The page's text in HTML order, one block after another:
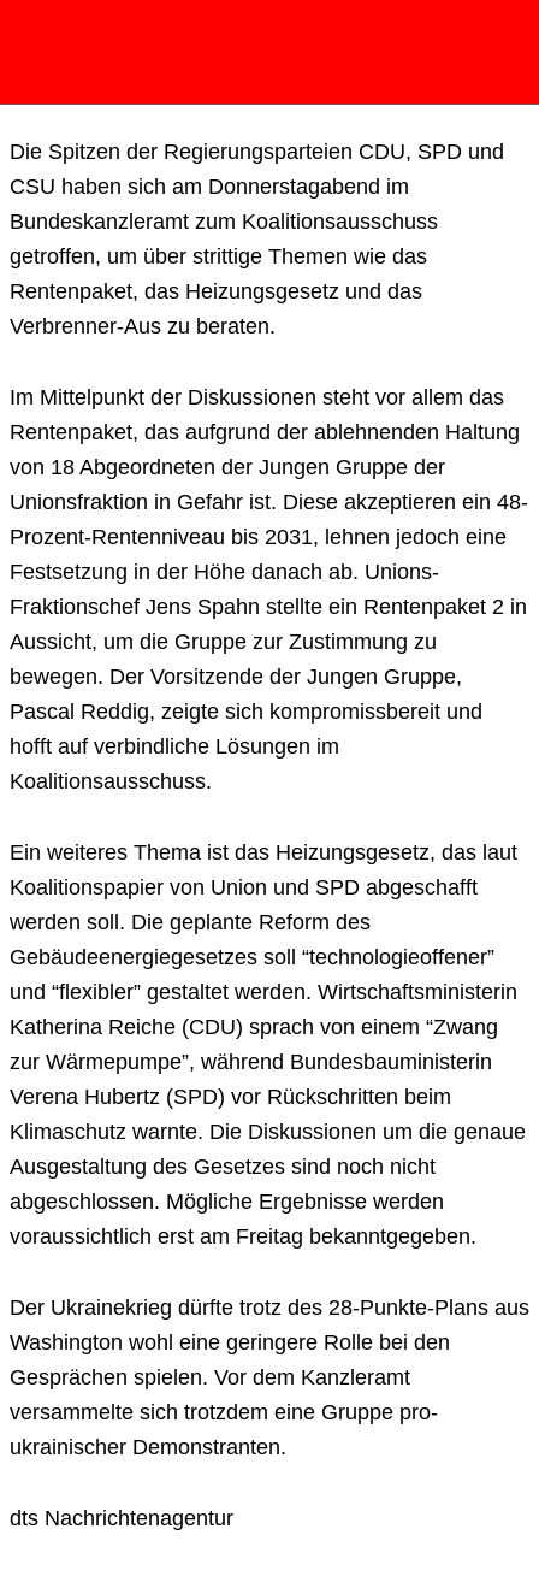
Die Spitzen der Regierungsparteien CDU, SPD und
CSU haben sich am Donnerstagabend im
Bundeskanzleramt zum Koalitionsausschuss
getroffen, um über strittige Themen wie das
Rentenpaket, das Heizungsgesetz und das
Verbrenner-Aus zu beraten.
Im Mittelpunkt der Diskussionen steht vor allem das
Rentenpaket, das aufgrund der ablehnenden Haltung
von 18 Abgeordneten der Jungen Gruppe der
Unionsfraktion in Gefahr ist. Diese akzeptieren ein 48-
Prozent-Rentenniveau bis 2031, lehnen jedoch eine
Festsetzung in der Höhe danach ab. Unions-
Fraktionschef Jens Spahn stellte ein Rentenpaket 2 in
Aussicht, um die Gruppe zur Zustimmung zu
bewegen. Der Vorsitzende der Jungen Gruppe,
Pascal Reddig, zeigte sich kompromissbereit und
hofft auf verbindliche Lösungen im
Koalitionsausschuss.
Ein weiteres Thema ist das Heizungsgesetz, das laut
Koalitionspapier von Union und SPD abgeschafft
werden soll. Die geplante Reform des
Gebäudeenergiegesetzes soll “technologieoffener”
und “flexibler” gestaltet werden. Wirtschaftsministerin
Katherina Reiche (CDU) sprach von einem “Zwang
zur Wärmepumpe”, während Bundesbauministerin
Verena Hubertz (SPD) vor Rückschritten beim
Klimaschutz warnte. Die Diskussionen um die genaue
Ausgestaltung des Gesetzes sind noch nicht
abgeschlossen. Mögliche Ergebnisse werden
voraussichtlich erst am Freitag bekanntgegeben.
Der Ukrainekrieg dürfte trotz des 28-Punkte-Plans aus
Washington wohl eine geringere Rolle bei den
Gesprächen spielen. Vor dem Kanzleramt
versammelte sich trotzdem eine Gruppe pro-
ukrainischer Demonstranten.
dts Nachrichtenagentur